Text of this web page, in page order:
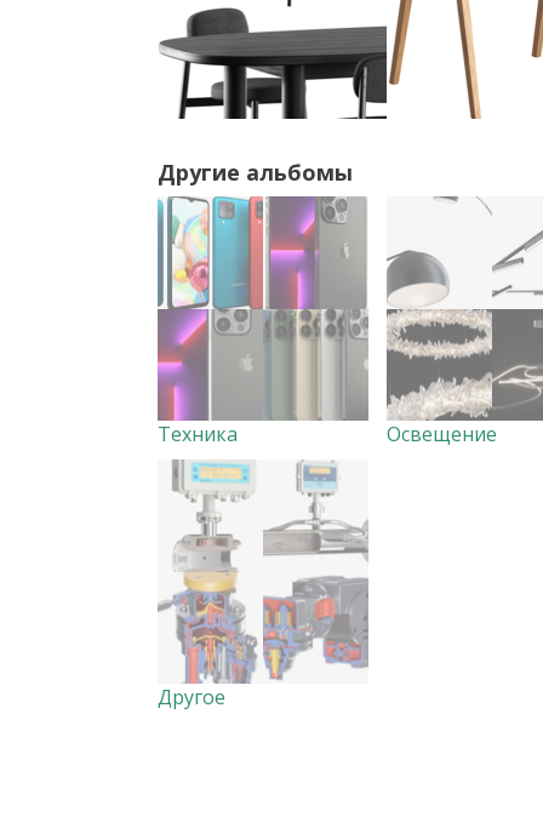
Другие альбомы
Техника Освещение
Другое